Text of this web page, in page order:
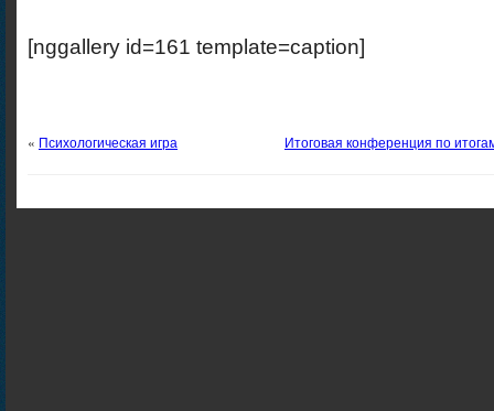
[nggallery id=161 template=caption]
« Психологическая игра Итоговая конференция по